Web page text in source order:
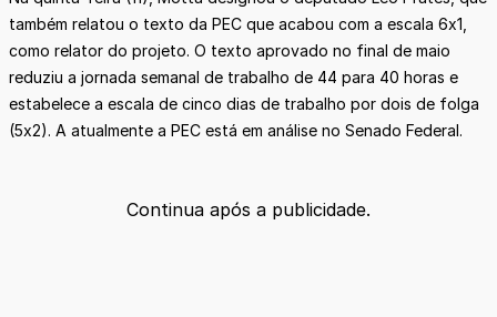
também relatou o texto da PEC que acabou com a escala 6x1,
como relator do projeto. O texto aprovado no final de maio
reduziu a jornada semanal de trabalho de 44 para 40 horas e
estabelece a escala de cinco dias de trabalho por dois de folga
(5x2). A atualmente a PEC está em análise no Senado Federal.
Continua após a publicidade.